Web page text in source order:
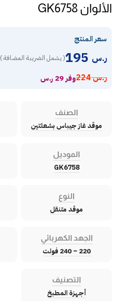
الألوان GK6758
سعر المنتج
ر.س ( يشمل الضريبة المضافة )
ر.س224 وفر 29 ر.س
الصنف
موقد غاز جيباس بشعلتين
الموديل
GK6758
النوع
موقد متنقل
الجهد الكهربائي
220 – 240 فولت
التصنيف
أجهزة المطبخ